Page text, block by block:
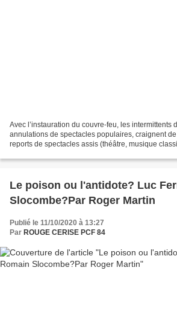
Avec l’instauration du couvre-feu, les intermittents
annulations de spectacles populaires, craignent
reports de spectacles assis (théâtre, musique
Le poison ou l'antidote? Luc
Slocombe?Par Roger Martin
Publié le 11/10/2020 à 13:27
Par ROUGE CERISE PCF 84